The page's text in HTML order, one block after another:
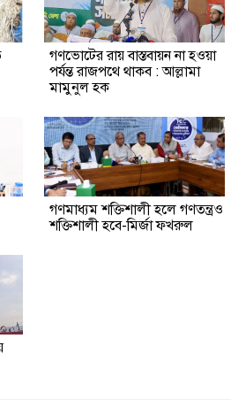
গণভোটের রায় বাস্তবায়ন না হওয়া
পর্যন্ত রাজপথে থাকব : আল্লামা
মামুনুল হক
গণমাধ্যম শক্তিশালী হলে গণতন্ত্রও
শক্তিশালী হবে-মির্জা ফখরুল